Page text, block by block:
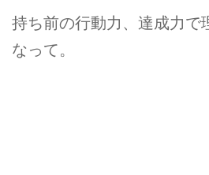
持ち前の行動力、達成力で
なって。